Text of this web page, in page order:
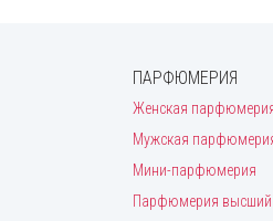
ПАРФЮМЕРИЯ
Женская
Мужская
Мини-парфюмерия
Парфюмерия высший